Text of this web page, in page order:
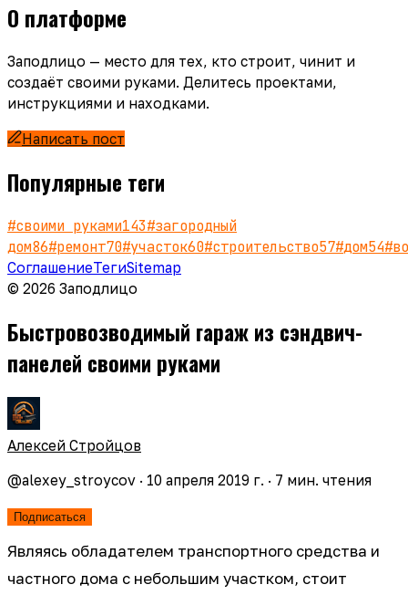
О платформе
Заподлицо — место для тех, кто строит, чинит и
создаёт своими руками. Делитесь проектами,
инструкциями и находками.
Написать пост
Популярные теги
#своими руками143#загородный
дом86#ремонт70#участок60#строительство57#дом54#
СоглашениеТегиSitemap
© 2026 Заподлицо
Быстровозводимый гараж из сэндвич-
панелей своими руками
Алексей Стройцов
@alexey_stroycov · 10 апреля 2019 г. · 7 мин. чтения
Подписаться
Являясь обладателем транспортного средства и
частного дома с небольшим участком, стоит